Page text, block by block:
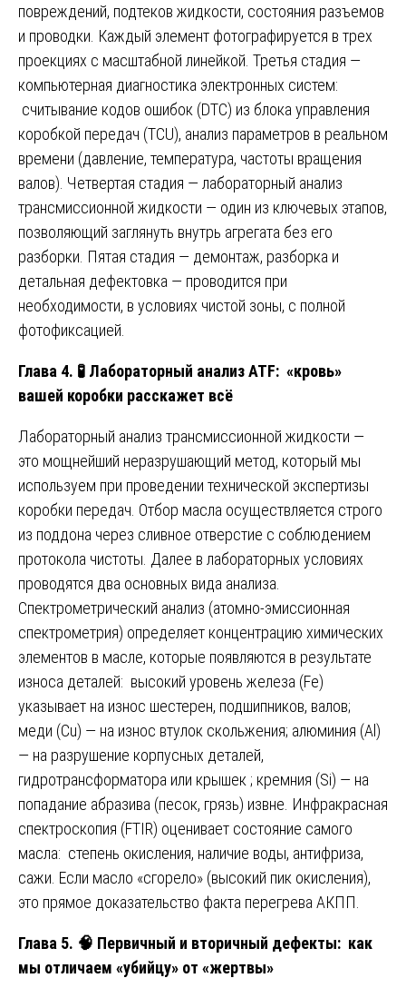
повреждений, подтеков жидкости, состояния разъемов
и проводки. Каждый элемент фотографируется в трех
проекциях с масштабной линейкой. Третья стадия —
компьютерная диагностика электронных систем:
считывание кодов ошибок (DTC) из блока управления
коробкой передач (TCU), анализ параметров в реальном
времени (давление, температура, частоты вращения
валов). Четвертая стадия — лабораторный анализ
трансмиссионной жидкости — один из ключевых этапов,
позволяющий заглянуть внутрь агрегата без его
разборки. Пятая стадия — демонтаж, разборка и
детальная дефектовка — проводится при
необходимости, в условиях чистой зоны, с полной
фотофиксацией.
Глава 4. 🧪 Лабораторный анализ ATF: «кровь»
вашей коробки расскажет всё
Лабораторный анализ трансмиссионной жидкости —
это мощнейший неразрушающий метод, который мы
используем при проведении технической экспертизы
коробки передач. Отбор масла осуществляется строго
из поддона через сливное отверстие с соблюдением
протокола чистоты. Далее в лабораторных условиях
проводятся два основных вида анализа.
Спектрометрический анализ (атомно-эмиссионная
спектрометрия) определяет концентрацию химических
элементов в масле, которые появляются в результате
износа деталей: высокий уровень железа (Fe)
указывает на износ шестерен, подшипников, валов;
меди (Cu) — на износ втулок скольжения; алюминия (Al)
— на разрушение корпусных деталей,
гидротрансформатора или крышек ; кремния (Si) — на
попадание абразива (песок, грязь) извне. Инфракрасная
спектроскопия (FTIR) оценивает состояние самого
масла: степень окисления, наличие воды, антифриза,
сажи. Если масло «сгорело» (высокий пик окисления),
это прямое доказательство факта перегрева АКПП.
Глава 5. 🧠 Первичный и вторичный дефекты: как
мы отличаем «убийцу» от «жертвы»